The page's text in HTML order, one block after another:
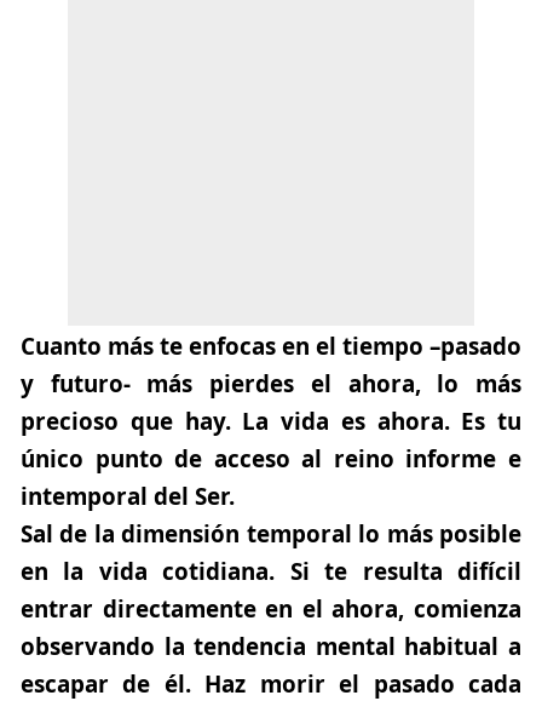
Cuanto más te enfocas en el tiempo –pasado
y futuro- más pierdes el ahora, lo más
precioso que hay.La vida es ahora. Es tu
único punto de acceso al reino informe e
intemporal del Ser.
Sal de la dimensión temporal lo más posible
en la vida cotidiana. Si te resulta difícil
entrar directamente en el ahora, comienza
observando la tendencia mental habitual a
escapar de él.Haz morir el pasado cada